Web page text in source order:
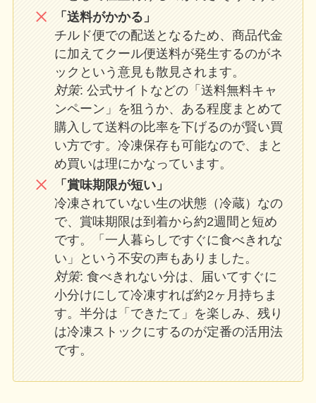
「送料がかかる」
チルド便での配送となるため、商品代金
に加えてクール便送料が発生するのがネ
ックという意見も散見されます。
対策: 公式サイトなどの「送料無料キャ
ンペーン」を狙うか、ある程度まとめて
購入して送料の比率を下げるのが賢い買
い方です。冷凍保存も可能なので、まと
め買いは理にかなっています。
「賞味期限が短い」
冷凍されていない生の状態（冷蔵）なの
で、賞味期限は到着から約2週間と短め
です。「一人暮らしですぐに食べきれな
い」という不安の声もありました。
対策: 食べきれない分は、届いてすぐに
小分けにして冷凍すれば約2ヶ月持ちま
す。半分は「できたて」を楽しみ、残り
は冷凍ストックにするのが定番の活用法
です。